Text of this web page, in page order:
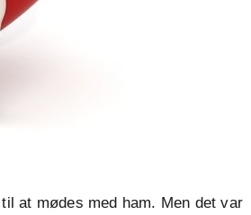
at mødes med ham. Men det var